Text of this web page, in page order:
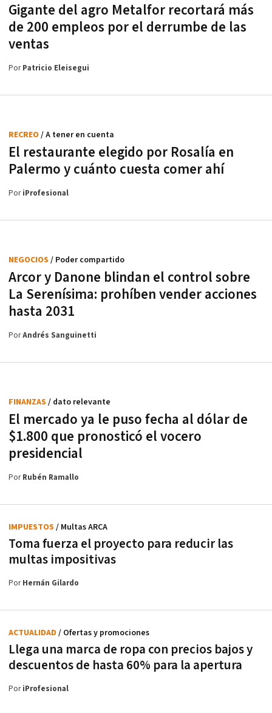
Gigante del agro Metalfor recortará más
de 200 empleos por el derrumbe de las
ventas
PorPatricio Eleisegui
El restaurante elegido por Rosalía en
Palermo y cuánto cuesta comer ahí
RECREO / A tener en cuenta
PoriProfesional
Arcor y Danone blindan el control sobre
La Serenísima: prohíben vender acciones
hasta 2031
NEGOCIOS / Poder compartido
PorAndrés Sanguinetti
El mercado ya le puso fecha al dólar de
$1.800 que pronosticó el vocero
presidencial
FINANZAS / dato relevante
PorRubén Ramallo
Toma fuerza el proyecto para reducir las
multas impositivas
IMPUESTOS / Multas ARCA
PorHernán Gilardo
Llega una marca de ropa con precios bajos y
descuentos de hasta 60% para la apertura
ACTUALIDAD / Ofertas y promociones
PoriProfesional